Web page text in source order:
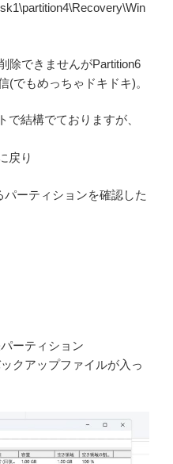
除できませんがPartition6
(でもめっちゃドキドキ)。
結構でておりますが、
戻り
ーティションを確認した
ーティション
クアップファイルが入っ